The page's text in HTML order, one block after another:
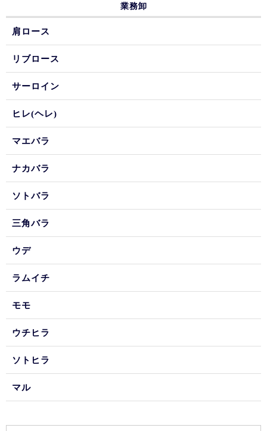
業務卸
肩ロース
リブロース
サーロイン
ヒレ(ヘレ)
マエバラ
ナカバラ
ソトバラ
三角バラ
ウデ
ラムイチ
モモ
ウチヒラ
ソトヒラ
マル